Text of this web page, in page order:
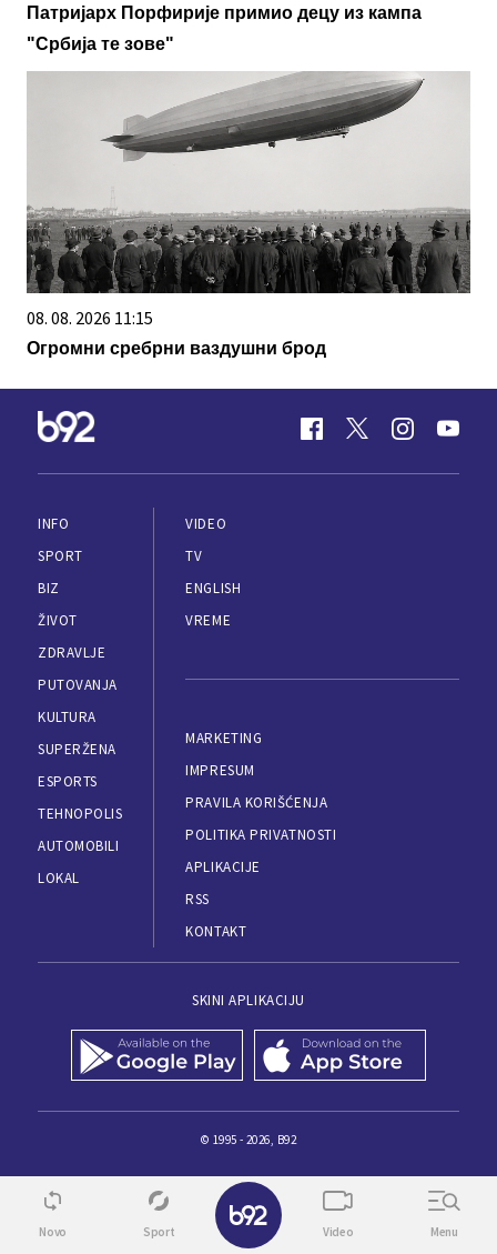
Патријарх Порфирије примио децу из кампа
"Србија те зове"
08. 08. 2026 11:15
Огромни сребрни ваздушни брод
INFO
SPORT
BIZ
ŽIVOT
ZDRAVLJE
PUTOVANJA
KULTURA
SUPERŽENA
ESPORTS
TEHNOPOLIS
AUTOMOBILI
LOKAL
VIDEO
TV
ENGLISH
VREME
MARKETING
IMPRESUM
PRAVILA KORIŠĆENJA
POLITIKA PRIVATNOSTI
APLIKACIJE
RSS
KONTAKT
SKINI APLIKACIJU
© 1995 - 2026, B92
Novo Sport Video Menu
✕